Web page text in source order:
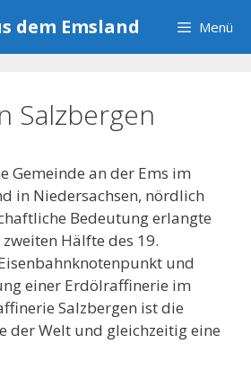
dem Emsland Menü
Salzbergen
Gemeinde an der Ems im
in Niedersachsen, nördlich
Bedeutung erlangte
Hälfte des 19.
und
einer Erdölraffinerie im
Salzbergen ist die
der Welt und gleichzeitig eine